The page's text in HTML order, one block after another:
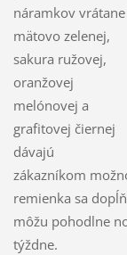
náramkov vrátane
mätovo zelenej,
sakura ružovej,
oranžovej
melónovej a
grafitovej čiernej
dávajú
zákazníkom
remienka sa
môžu pohodlne
týždne.